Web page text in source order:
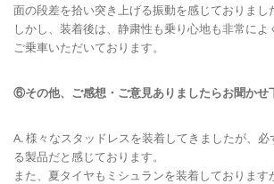
面の段差を拾い突き上げる振動を感じておりまし
しかし、装着後は、静粛性も乗り心地も非常に
ご乗車いただいております。
⑥その他、ご感想・ご意見ありましたらお聞かせ
A. 様々なスタッドレスを装着してきましたが、必
る製品だと感じております。
また、夏タイヤもミシュランを装着しております